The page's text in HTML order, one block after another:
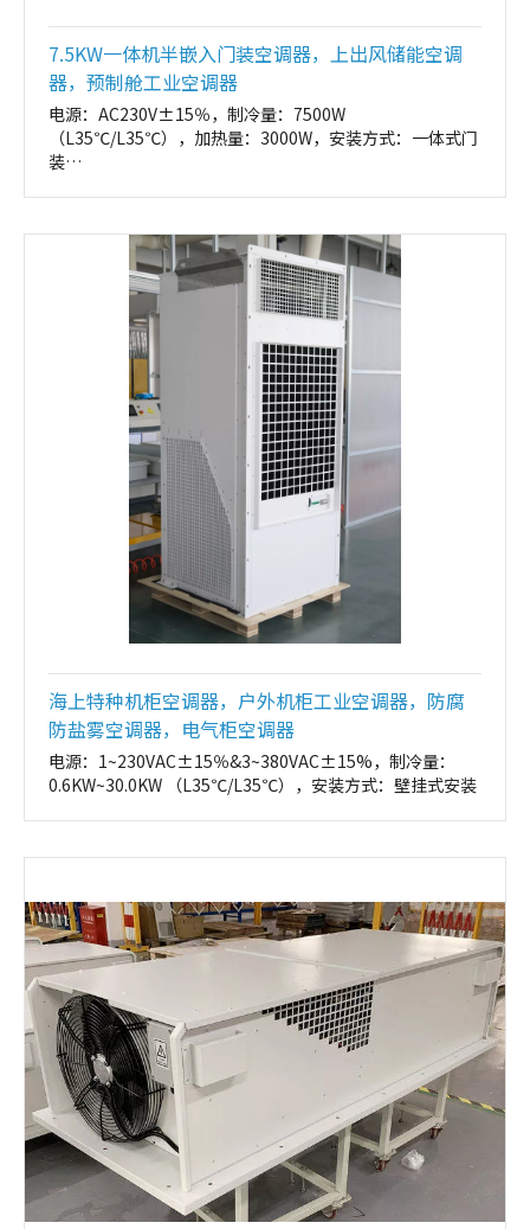
7.5KW一体机半嵌入门装空调器，上出风储能空调
器，预制舱工业空调器
电源：AC230V±15％，制冷量：7500W
（L35℃/L35℃），加热量：3000W，安装方式：一体式门
装
海上特种机柜空调器，户外机柜工业空调器，防腐
防盐雾空调器，电气柜空调器
电源：1~230VAC±15％&3~380VAC±15%，制冷量：
0.6KW~30.0KW （L35℃/L35℃），安装方式：壁挂式安装